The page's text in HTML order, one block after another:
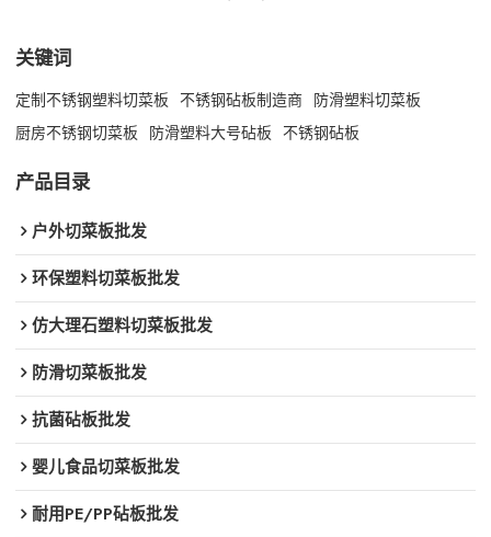
关键词
定制不锈钢塑料切菜板 不锈钢砧板制造商 防滑塑料切菜板
厨房不锈钢切菜板 防滑塑料大号砧板 不锈钢砧板
产品目录
户外切菜板批发
环保塑料切菜板批发
仿大理石塑料切菜板批发
防滑切菜板批发
抗菌砧板批发
婴儿食品切菜板批发
耐用PE/PP砧板批发